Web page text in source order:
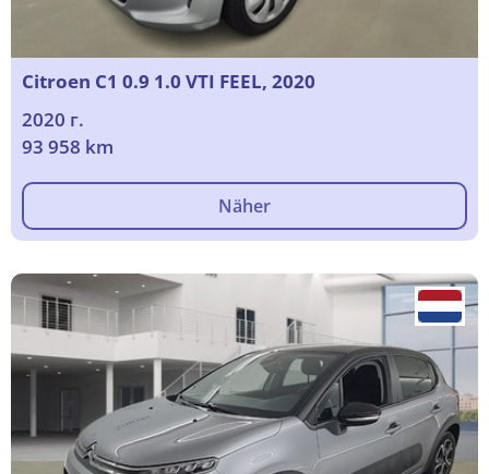
Citroen C1 0.9 1.0 VTI FEEL, 2020
2020 г.
93 958 km
Näher